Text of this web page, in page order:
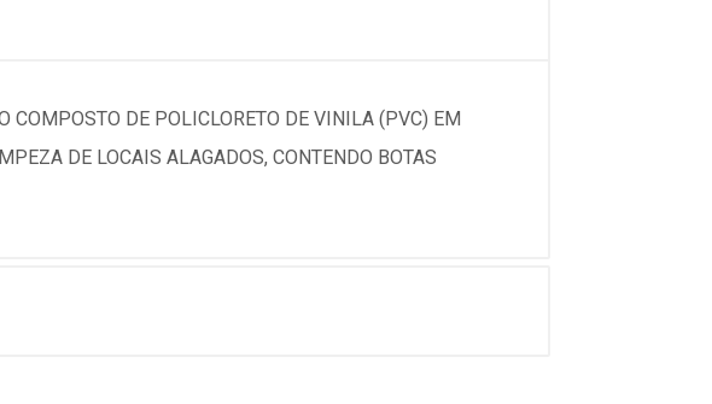
COMPOSTO DE POLICLORETO DE VINILA (PVC) EM
DE LOCAIS ALAGADOS, CONTENDO BOTAS